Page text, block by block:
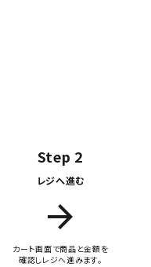
Step 2
レジへ進む
arrow_forward
カート画面で商品と金額を
確認しレジへ進みます。